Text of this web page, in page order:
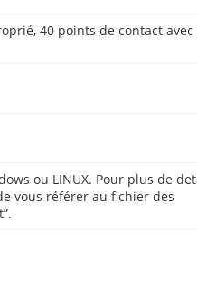
40 points de contact avec
ou LINUX. Pour plus de
vous référer au fichier des